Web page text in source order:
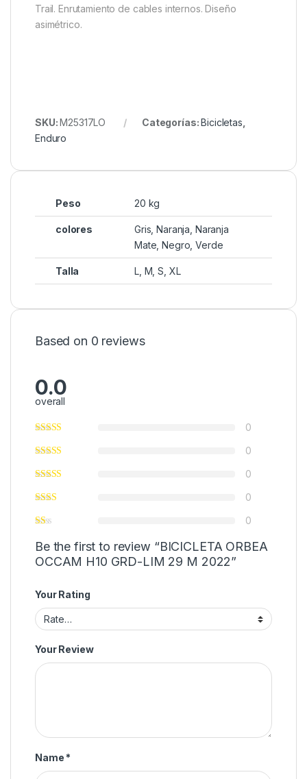
Trail. Enrutamiento de cables internos. Diseño
asimétrico.
SKU:M25317LO Categorías:Bicicletas
Enduro
Peso 20 kg
colores
Gris, Naranja, Naranja
Mate, Negro, Verde
Talla L, M, S, XL
Based on 0 reviews
0.0
overall
0
0
0
0
0
Be the first to review “BICICLETA ORBEA
OCCAM H10 GRD-LIM 29 M 2022”
Your Rating
Your Review
Name *